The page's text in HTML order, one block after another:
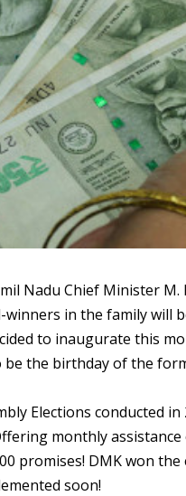
Nadu Chief Minister M.
in the family will
to inaugurate this
the birthday of the
Elections conducted
monthly
promises! DMK won the
soon!